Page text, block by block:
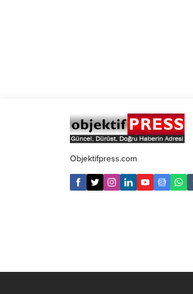
Objektifpress.com